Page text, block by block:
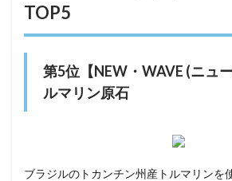
TOP5
第5位【NEW・WAVE (ニュ
ルマリン原石
ブラジルのトカンチン州産トルマリンを